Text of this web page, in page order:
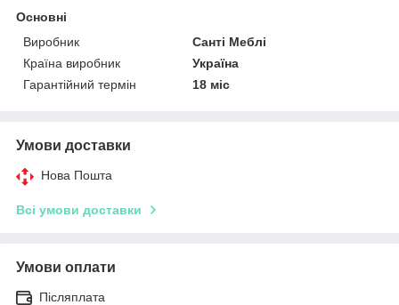
Основні
Виробник
Санті Меблі
Країна виробник
Україна
Гарантійний термін
18 міс
Умови доставки
Нова Пошта
Всі умови доставки
Умови оплати
Післяплата